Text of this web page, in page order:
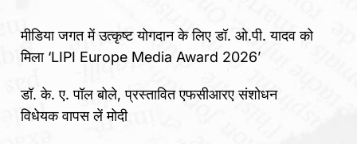
मीडिया जगत में उत्कृष्ट योगदान के लिए डॉ. ओ.पी. यादव को
मिला ‘LIPI Europe Media Award 2026’
डॉ. के. ए. पॉल बोले, प्रस्तावित एफसीआरए संशोधन
विधेयक वापस लें मोदी